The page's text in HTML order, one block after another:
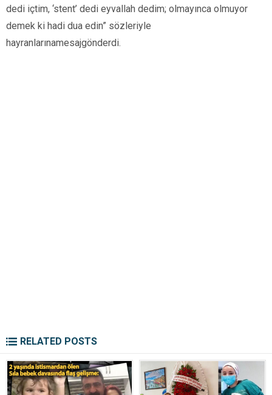
dedi içtim, ‘stent’ dedi eyvallah dedim; olmayınca olmuyor
demek ki hadi dua edin” sözleriyle
hayranlarınamesajgönderdi.
RELATED POSTS